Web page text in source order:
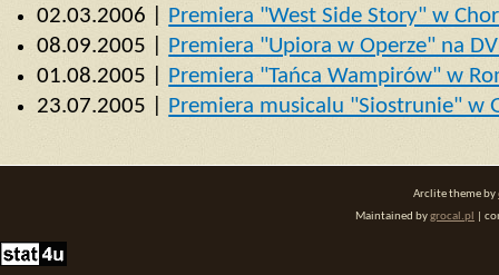
02.03.2006 | Premiera "West Side Story" w
08.09.2005 | Premiera "Upiora w Operze" na
01.08.2005 | Premiera "Tańca Wampirów" w
23.07.2005 | Premiera musicalu "Siostrunie" w
Arclite theme by
Maintained bygrocal.pl |